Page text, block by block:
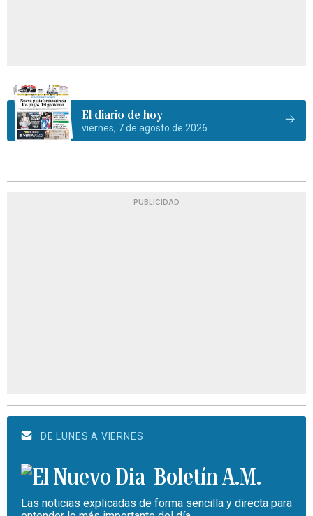
El diario de hoy
viernes, 7 de agosto de 2026
PUBLICIDAD
DE LUNES A VIERNES
Boletín A.M.
Las noticias explicadas de forma sencilla y directa para